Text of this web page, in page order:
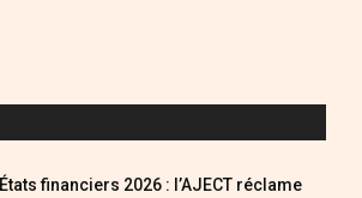
États financiers 2026 : l’AJECT réclame